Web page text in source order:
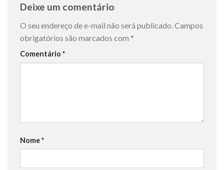
Deixe um comentário
O seu endereço de e-mail não será publicado.Campos
obrigatórios são marcados com *
Comentário *
Nome*